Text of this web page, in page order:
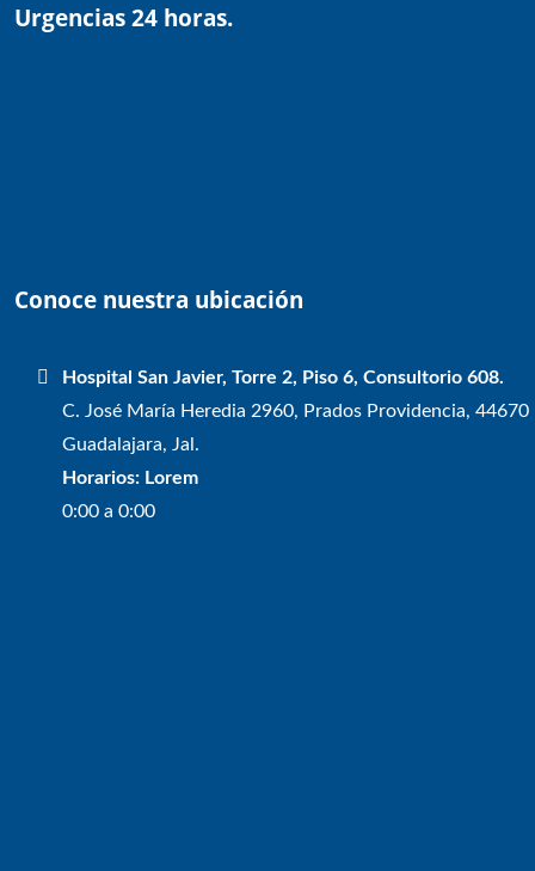
Urgencias 24 horas.
Conoce nuestra ubicación
Hospital San Javier, Torre 2, Piso 6, Consultorio 608.
C. José María Heredia 2960, Prados Providencia, 44670
Guadalajara, Jal.
Horarios: Lorem
0:00 a 0:00